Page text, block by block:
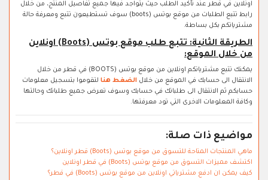
اونلاين في قطر عند تأكيد الطلب حيث يتواجد فيها جميع تفاصيل المنتج، من خلال
رابط تتبع الطلبات من موقع بوتس (boots) سوف تستطيعون تتبع ومعرفة حالة
مشترياتكم بكل بساطة.
الطريقة الثانية: تتبع طلب موقع بوتس (Boots) اونلاين
من خلال الموقع:
يمكنك تتبع مشترياتكم اونلاين من موقع بوتس (BOOTS) في قطر من خلال
الانتقال الى حسابك في الموقع من خلال الضغط هنا لتقوموا بتسجيل معلومات
حسابكم ثم الانتقال الى طلباتك في حسابك وسوف تعرض جميع طلباتك وحالتها
وكافة المعلومات الاخرى التي تود معرفتها.
مواضيع ذات صلة:
ماهي المنتجات المتاحة للتسوق من موقع بوتس (Boots) قطر اونلاين؟
اكتشف مميزات التسوق من موقع بوتس (Boots) في قطر اونلاين
كيف يمكن ان ادفع مشترياتي اونلاين من موقع بوتس (Boots) في قطر؟